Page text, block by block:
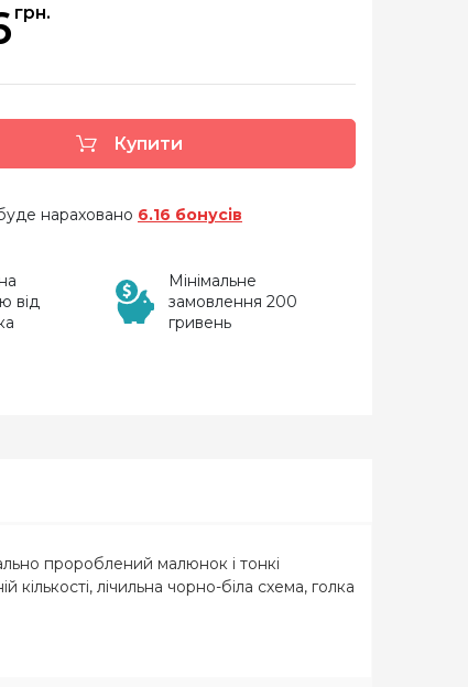
грн.
Купити
нараховано 6.16 бонусів
від
Мінімальне
замовлення 200
гривень
пророблений малюнок і тонкі
лічильна чорно-біла схема, голка